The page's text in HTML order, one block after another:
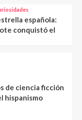
española:
conquistó el
de ciencia ficción
hispanismo